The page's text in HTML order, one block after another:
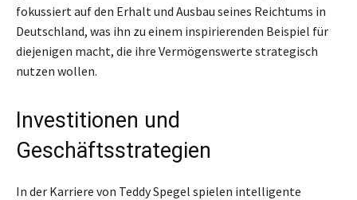
fokussiert auf den Erhalt und Ausbau seines Reichtums in
Deutschland, was ihn zu einem inspirierenden Beispiel für
diejenigen macht, die ihre Vermögenswerte strategisch
nutzen wollen.
Investitionen und
Geschäftsstrategien
In der Karriere von Teddy Spegel spielen intelligente